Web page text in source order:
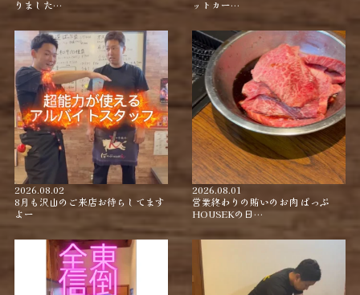
りました…
ットカー…
2026.08.02
8月も沢山のご来店お待ちしてます
よー
2026.08.01
営業終わりの賄いのお肉 ぱっぷ
HOUSEKの日…